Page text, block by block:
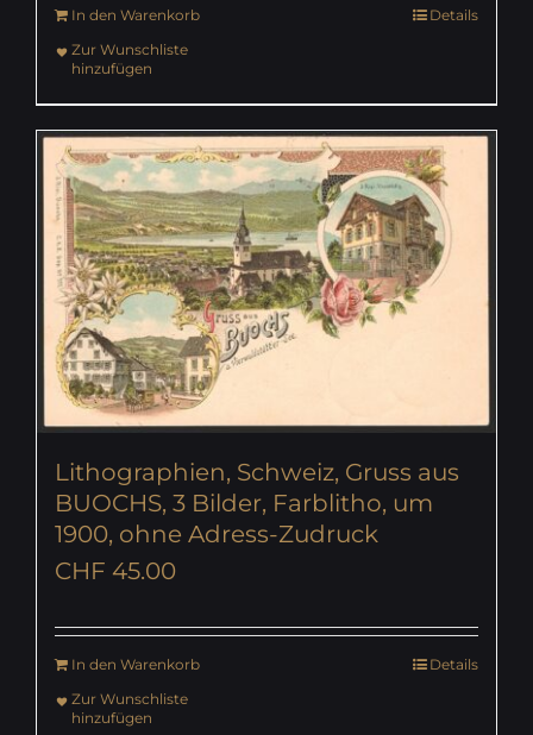
In den Warenkorb
Details
Zur Wunschliste
hinzufügen
Lithographien, Schweiz, Gruss aus
BUOCHS, 3 Bilder, Farblitho, um
1900, ohne Adress-Zudruck
CHF 45.00
In den Warenkorb
Details
Zur Wunschliste
hinzufügen